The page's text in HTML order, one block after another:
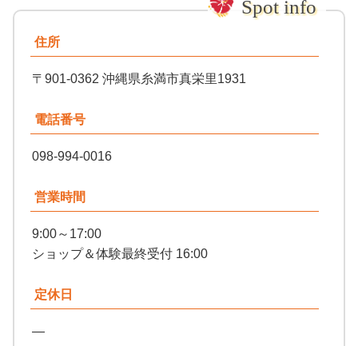
住所
〒901-0362 沖縄県糸満市真栄里1931
電話番号
098-994-0016
営業時間
9:00～17:00
ショップ＆体験最終受付 16:00
定休日
―